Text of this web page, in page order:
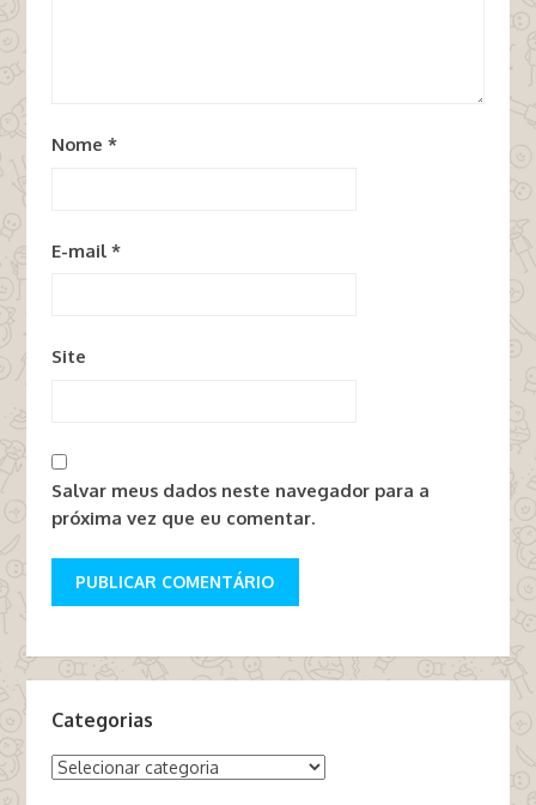
Nome *
E-mail *
Site
Salvar meus dados neste navegador para a
próxima vez que eu comentar.
Categorias
Categorias